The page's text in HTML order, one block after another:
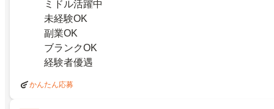
ミドル活躍中
未経験OK
副業OK
ブランクOK
経験者優遇
かんたん応募